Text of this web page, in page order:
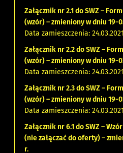
Załącznik nr 2.1 do SWZ –
(wzór) – zmieniony w dniu 19-
Data zamieszczenia: 24.03.2021
Załącznik nr 2.2 do SWZ –
(wzór) – zmieniony w dniu 19-
Data zamieszczenia: 24.03.2021
Załącznik nr 2.3 do SWZ –
(wzór) – zmieniony w dniu 19-
Data zamieszczenia: 24.03.2021
Załącznik nr 6.1 do SWZ –
(nie załączać do oferty) –
r.